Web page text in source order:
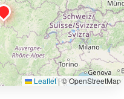
Leaflet |© OpenStreetMap